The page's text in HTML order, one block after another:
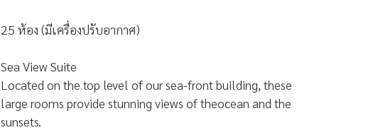
25 ห้อง (มีเครื่องปรับอากาศ)
Sea View Suite
Located on the top level of our sea-front building, these
large rooms provide stunning views of theocean and the
sunsets.